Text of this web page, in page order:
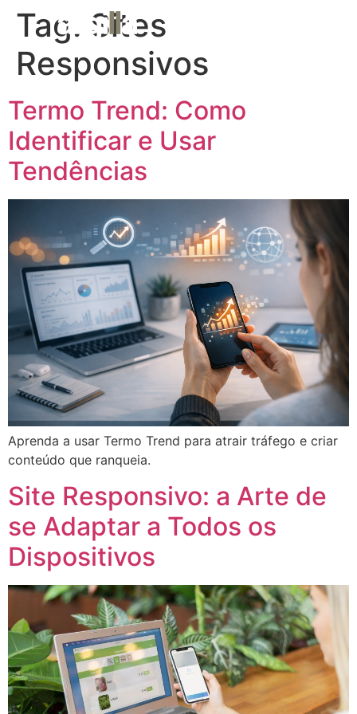
Tag: Sites
Responsivos
Termo Trend: Como
Identificar e Usar
Tendências
Aprenda a usar Termo Trend para atrair tráfego e criar
conteúdo que ranqueia.
Site Responsivo: a Arte de
se Adaptar a Todos os
Dispositivos